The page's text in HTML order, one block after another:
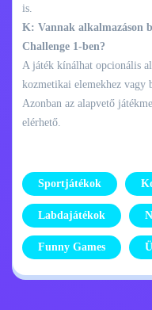
is.
K: Vannak alkalmazáson
Challenge 1-ben?
A játék kínálhat opcionális
kozmetikai elemekhez vagy
Azonban az alapvető
elérhető.
Sportjátékok
Labdajátékok
Funny Games